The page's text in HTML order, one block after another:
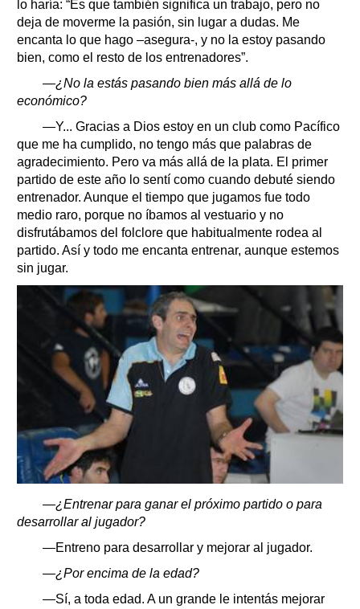
lo haría: “Es que también significa un trabajo, pero no
deja de moverme la pasión, sin lugar a dudas. Me
encanta lo que hago –asegura-, y no la estoy pasando
bien, como el resto de los entrenadores”.
—¿No la estás pasando bien más allá de lo
económico?
—Y... Gracias a Dios estoy en un club como Pacífico
que me ha cumplido, no tengo más que palabras de
agradecimiento. Pero va más allá de la plata. El primer
partido de este año lo sentí como cuando debuté siendo
entrenador. Aunque el tiempo que jugamos fue todo
medio raro, porque no íbamos al vestuario y no
disfrutábamos del folclore que habitualmente rodea al
partido. Así y todo me encanta entrenar, aunque estemos
sin jugar.
—¿Entrenar para ganar el próximo partido o para
desarrollar al jugador?
—Entreno para desarrollar y mejorar al jugador.
—¿Por encima de la edad?
—Sí, a toda edad. A un grande le intentás mejorar